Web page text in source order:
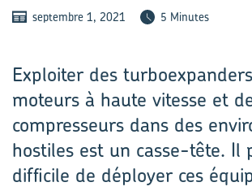
septembre 1, 2021 5 Minutes
Exploiter des
moteurs à haute vitesse et
compresseurs dans des
hostiles est un casse-tête. Il
difficile de déployer ces